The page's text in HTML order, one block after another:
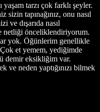
tarzı çok farklı şeyler.
sizin tapınağınız, onu nasıl
ve dışarıda nasıl
netliği önceliklendiriyorum.
yok. Öğünlerim genellikle
et yemem, yediğimde
demir eksikliğim var.
ve neden yaptığınızı bilmek